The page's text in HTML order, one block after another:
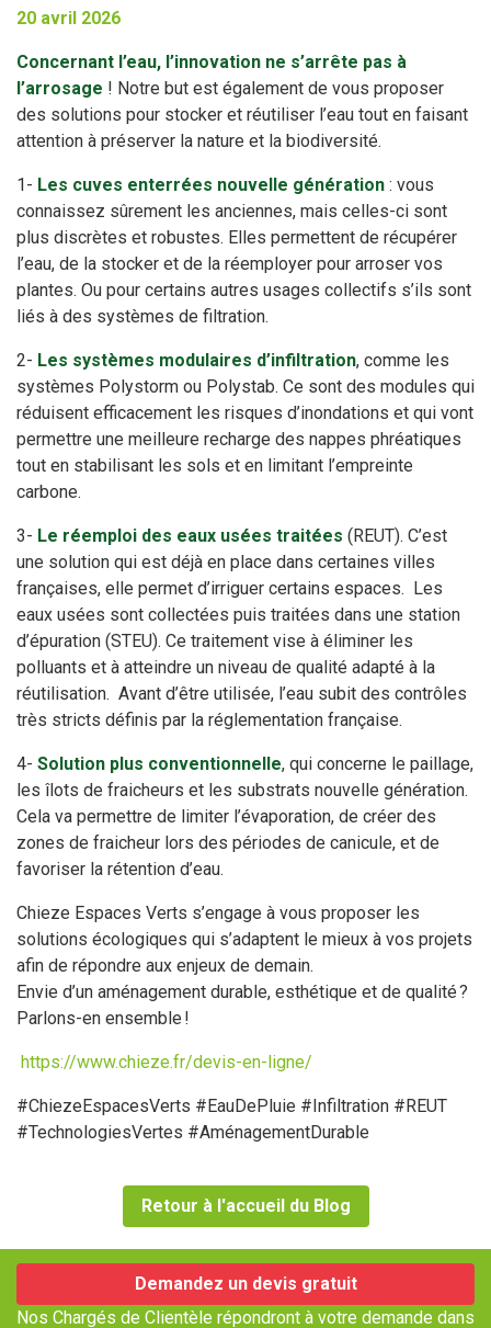
20 avril 2026
Concernant l’eau, l’innovation ne s’arrête pas à
l’arrosage ! Notre but est également de vous proposer
des solutions pour stocker et réutiliser l’eau tout en faisant
attention à préserver la nature et la biodiversité.
1- Les cuves enterrées nouvelle génération : vous
connaissez sûrement les anciennes, mais celles-ci sont
plus discrètes et robustes. Elles permettent de récupérer
l’eau, de la stocker et de la réemployer pour arroser vos
plantes. Ou pour certains autres usages collectifs s’ils sont
liés à des systèmes de filtration.
2- Les systèmes modulaires d’infiltration, comme les
systèmes Polystorm ou Polystab. Ce sont des modules qui
réduisent efficacement les risques d’inondations et qui vont
permettre une meilleure recharge des nappes phréatiques
tout en stabilisant les sols et en limitant l’empreinte
carbone.
3- Le réemploi des eaux usées traitées (REUT). C’est
une solution qui est déjà en place dans certaines villes
françaises, elle permet d’irriguer certains espaces. Les
eaux usées sont collectées puis traitées dans une station
d’épuration (STEU). Ce traitement vise à éliminer les
polluants et à atteindre un niveau de qualité adapté à la
réutilisation. Avant d’être utilisée, l’eau subit des contrôles
très stricts définis par la réglementation française.
4- Solution plus conventionnelle, qui concerne le paillage,
les îlots de fraicheurs et les substrats nouvelle génération.
Cela va permettre de limiter l’évaporation, de créer des
zones de fraicheur lors des périodes de canicule, et de
favoriser la rétention d’eau.
Chieze Espaces Verts s’engage à vous proposer les
solutions écologiques qui s’adaptent le mieux à vos projets
afin de répondre aux enjeux de demain.
Envie d’un aménagement durable, esthétique et de qualité ?
Parlons-en ensemble !
https://www.chieze.fr/devis-en-ligne/
#ChiezeEspacesVerts #EauDePluie #Infiltration #REUT
#TechnologiesVertes #AménagementDurable
Retour à l'accueil du Blog
Demandez un devis gratuit
Nos Chargés de Clientèle répondront à votre demande dans